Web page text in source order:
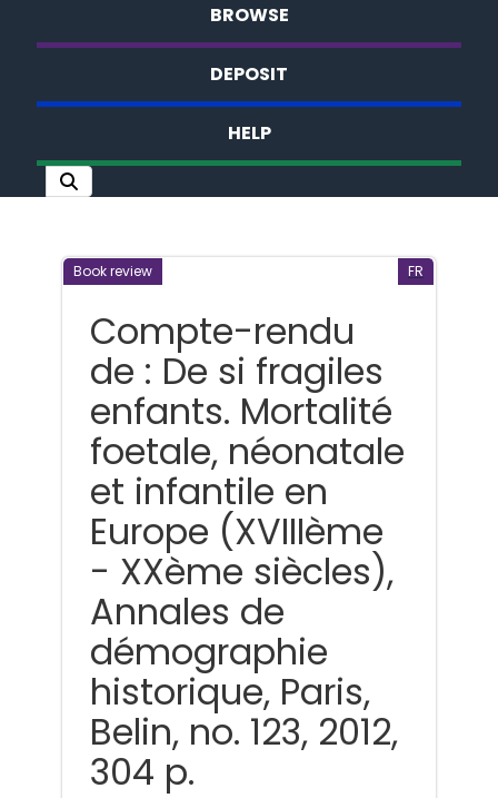
BROWSE
DEPOSIT
HELP
Book review FR
Compte-rendu
de : De si fragiles
enfants. Mortalité
foetale, néonatale
et infantile en
Europe (XVIIIème
- XXème siècles),
Annales de
démographie
historique, Paris,
Belin, no. 123, 2012,
304 p.